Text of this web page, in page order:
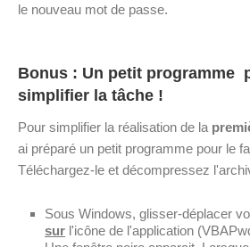
le nouveau mot de passe.
Bonus : Un petit programme
simplifier la tâche !
Pour simplifier la réalisation de la
ai préparé un petit programme pour le
Téléchargez-le et décompressez
Sous Windows, glisser-déplacer
sur l'icône de l'application